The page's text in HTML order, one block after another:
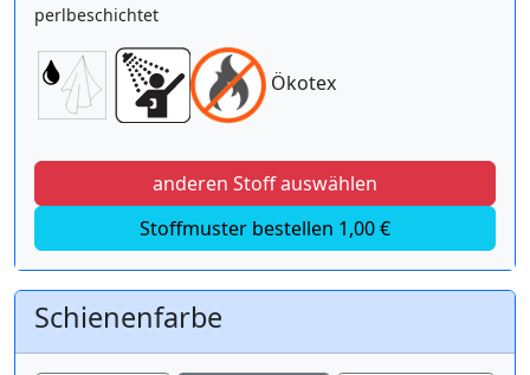
perlbeschichtet
Ökotex
anderen Stoff auswählen
Stoffmuster bestellen 1,00 €
Schienenfarbe